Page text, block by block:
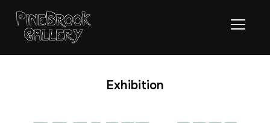
サイド
Exhibition